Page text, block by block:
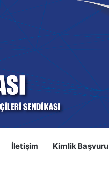
İletişim Kimlik Başvuru